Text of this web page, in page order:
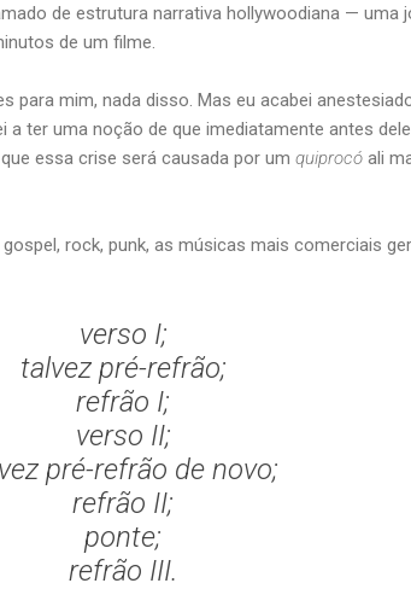
de estrutura narrativa hollywoodiana — uma
de um filme.
para mim, nada disso. Mas eu acabei
ter uma noção de que imediatamente antes
essa crise será causada por um quiprocó ali
rock, punk, as músicas mais comerciais
verso I;
talvez pré-refrão;
refrão I;
verso II;
pré-refrão de novo;
refrão II;
ponte;
refrão III.